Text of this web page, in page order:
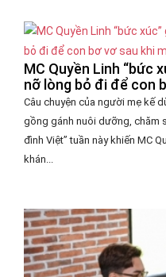
MC Quyền Linh “bức
nỡ lòng bỏ đi để con
Câu chuyện của người mẹ kế
gồng gánh nuôi dưỡng, chăm
đình Việt” tuần này khiến MC
khán...